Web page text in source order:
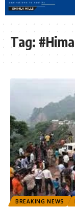
Tag:
BREAKING NEWS